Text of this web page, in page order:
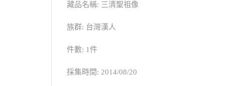
藏品名稱: 三清聖祖像
族群: 台灣漢人
件數: 1件
採集時間: 2014/08/20